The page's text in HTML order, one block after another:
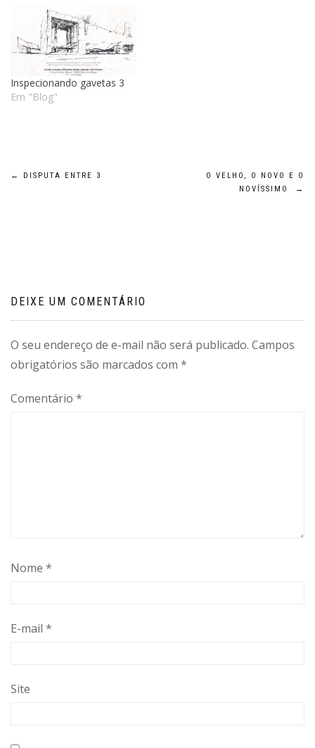
Inspecionando gavetas 3
Em "Blog"
Navegação
← DISPUTA ENTRE 3
O VELHO, O NOVO E O
NOVÍSSIMO
→
DEIXE UM COMENTÁRIO
O seu endereço de e-mail não será publicado. Campos
obrigatórios são marcados com *
Comentário *
Nome *
E-mail *
Site